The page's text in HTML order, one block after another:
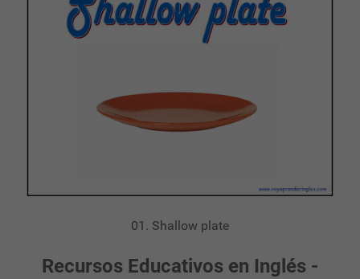
01. Shallow plate
Recursos Educativos en Inglés -